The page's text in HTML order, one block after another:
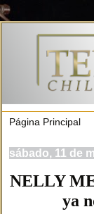
sábado, 11 de
NELLY
ya